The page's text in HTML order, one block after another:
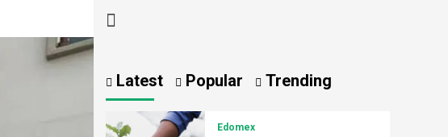
Latest Popular Trending
Edomex